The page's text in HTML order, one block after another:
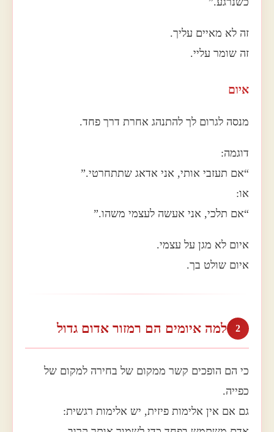
זה לא מאיים עליך.
זה שומר עליי.
איום
מנסה לגרום לך להתנהג אחרת דרך פחד.
דוגמה:
“אם תעזבי אותי, אני אדאג שתתחרטי.”
או:
“אם תלכי, אני אעשה לעצמי משהו.”
איום לא מגן על עצמי.
איום שולט בך.
2 למה איומים הם רמזור אדום גדול
כי הם הופכים קשר ממקום של בחירה למקום של
כפייה.
גם אם אין אלימות פיזית, יש אלימות רגשית: